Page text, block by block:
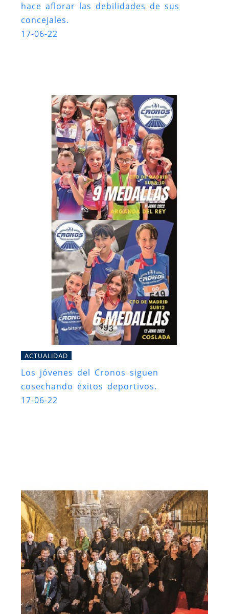
hace aflorar las debilidades de sus
concejales.
17-06-22
ACTUALIDAD
Los jóvenes del Cronos siguen
cosechando éxitos deportivos.
17-06-22